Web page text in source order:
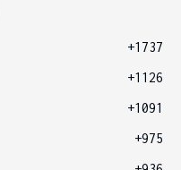
+1737
+1126
+1091
+975